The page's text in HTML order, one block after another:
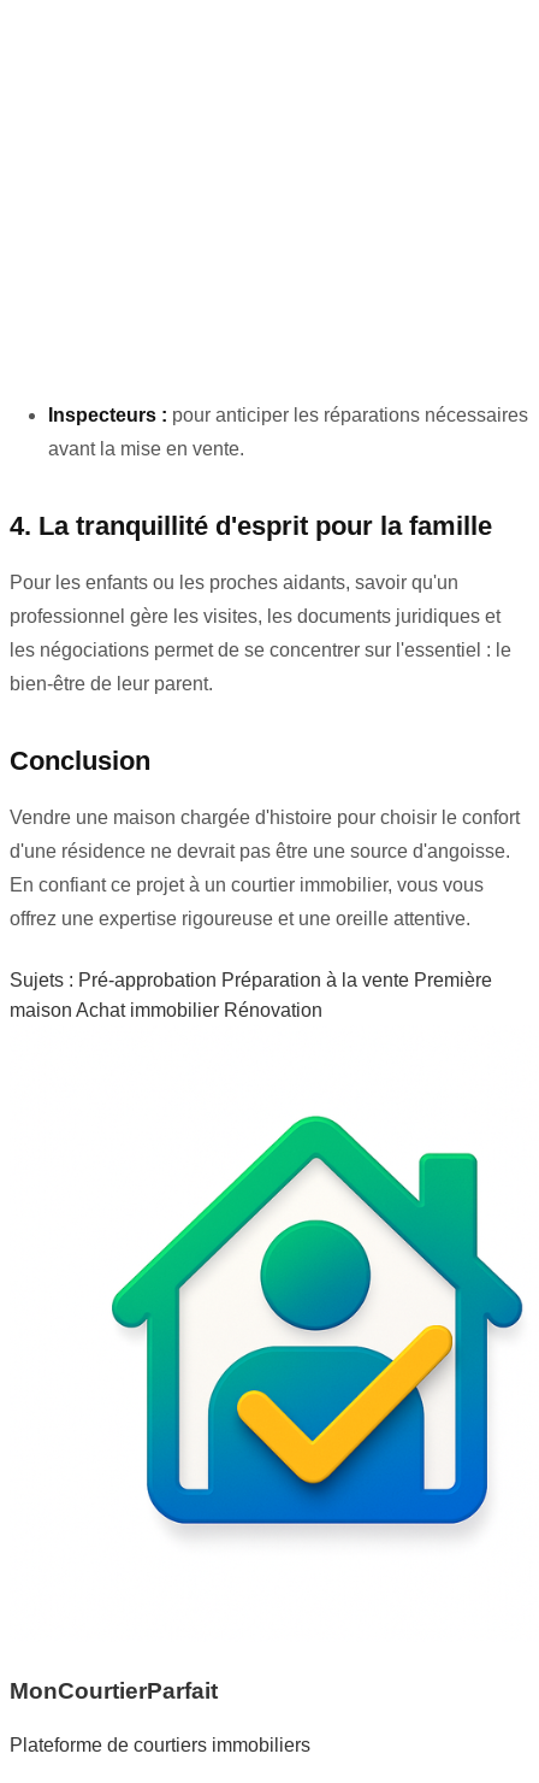
Inspecteurs : pour anticiper les réparations nécessaires
avant la mise en vente.
4. La tranquillité d'esprit pour la famille
Pour les enfants ou les proches aidants, savoir qu'un
professionnel gère les visites, les documents juridiques et
les négociations permet de se concentrer sur l'essentiel : le
bien-être de leur parent.
Conclusion
Vendre une maison chargée d'histoire pour choisir le confort
d'une résidence ne devrait pas être une source d'angoisse.
En confiant ce projet à un courtier immobilier, vous vous
offrez une expertise rigoureuse et une oreille attentive.
Sujets : Pré-approbation Préparation à la vente Première
maison Achat immobilier Rénovation
MonCourtierParfait
Plateforme de courtiers immobiliers